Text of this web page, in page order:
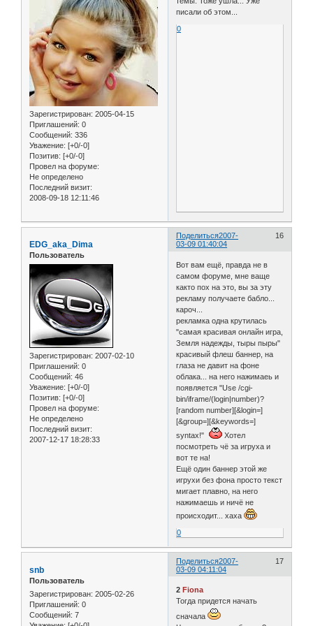
Зарегистрирован: 2005-04-15
Приглашений: 0
Сообщений: 336
Уважение: [+0/-0]
Позитив: [+0/-0]
Провел на форуме:
Не определено
Последний визит:
2008-09-18 12:11:46
писали об этом...
0
Поделиться 16
2007-
03-09 01:40:04
EDG_aka_Dima
Пользователь
Зарегистрирован: 2007-02-10
Приглашений: 0
Сообщений: 46
Уважение: [+0/-0]
Позитив: [+0/-0]
Провел на форуме:
Не определено
Последний визит:
2007-12-17 18:28:33
Вот вам ещё, правда не в
самом форуме, мне ваще
както пох на это, вы за эту
рекламу получаете бабло...
кароч...
рекламка одна крутилась
"самая красивая онлайн игра,
Земля надежды, тыры пыры"
красивый флеш баннер, на
глаза не давит на фоне
облака... на него нажимаеь и
появляется "Use /cgi-
bin/iframe/(login|number)?
[random number][&login=]
[&group=][&keywords=]
syntax!"
Хотел
посмотреть чё за игруха и
вот те на!
Ещё один баннер этой же
игрухи без фона просто текст
мигает плавно, на него
нажимаешь и ничё не
происходит... хаха
0
Поделиться 17
2007-
03-09 04:11:04
snb
Пользователь
Зарегистрирован: 2005-02-26
Приглашений: 0
Сообщений: 7
2Fiona
Тогда придется начать
сначала